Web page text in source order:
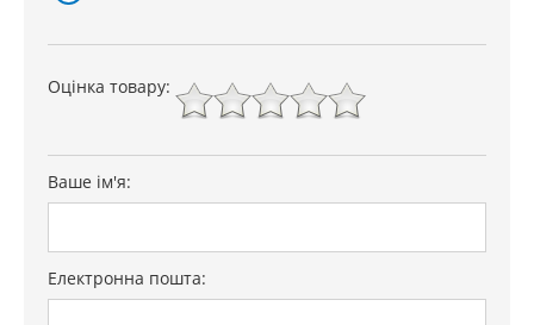
Оцінка товару:
Ваше ім'я:
Електронна пошта: